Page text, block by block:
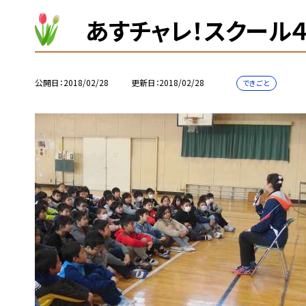
あすチャレ！スクール
公開日 2018/02/28 更新日 2018/02/28 できごと